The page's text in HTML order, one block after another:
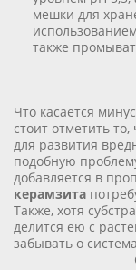
мешки для
использованием
также
Что касается
стоит отметить
для развития
подобную
добавляется в
керамзита
Также, хотя
делится ею с
забывать о